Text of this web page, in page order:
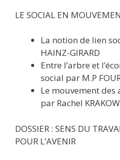
LE SOCIAL EN
La notion de lien
HAINZ-GIRARD
Entre l’arbre et
social par M.P
Le mouvement des
par Rachel
DOSSIER : SENS DU
POUR L’AVENIR